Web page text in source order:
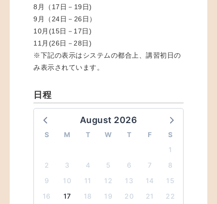
8月（17日－19日)
9月（24日－26日）
10月(15日－17日)
11月(26日－28日)
※下記の表示はシステムの都合上、講習初日の
み表示されています。
日程
August 2026
S M T W T F
S
1
2
3 4 5 6 7
8
9
10 11 12 13 14
15
16
17 18 19 20 21
22